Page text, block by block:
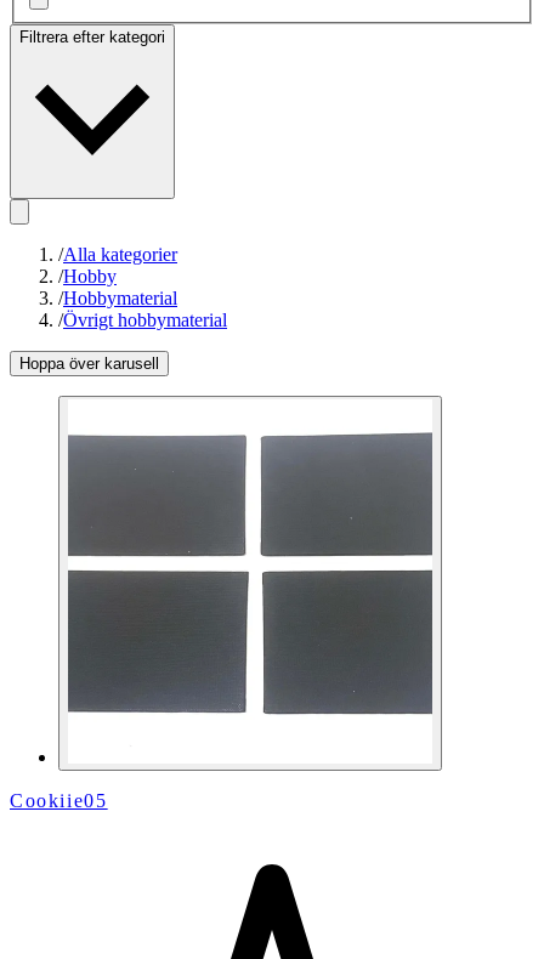
Filtrera efter kategori
/Alla kategorier
/Hobby
/Hobbymaterial
/Övrigt hobbymaterial
Hoppa över karusell
Cookiie05